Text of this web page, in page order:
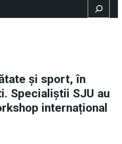
Search
și sport, în
Specialiștii SJU au
internațional